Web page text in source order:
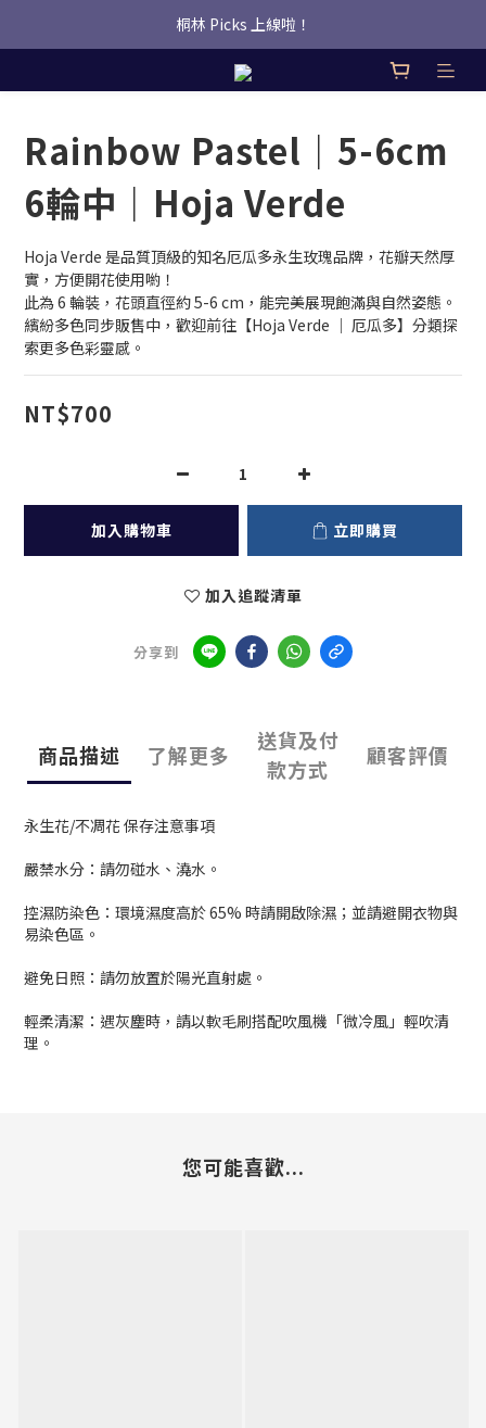
桐林 Picks 上線啦！
桐林 Picks 上線啦！
✿桐林Fleur✿  Uber Eats即點即送🛵
Rainbow Pastel｜5-6cm
6輪中｜Hoja Verde
Hoja Verde 是品質頂級的知名厄瓜多永生玫瑰品牌，花瓣天然厚
實，方便開花使用喲！
此為 6 輪裝，花頭直徑約 5-6 cm，能完美展現飽滿與自然姿態。
繽紛多色同步販售中，歡迎前往【Hoja Verde ｜ 厄瓜多】分類探
索更多色彩靈感。
NT$700
加入購物車 立即購買
加入追蹤清單
分享到
商品描述 了解更多
送貨及付
款方式
顧客評價
永生花/不凋花 保存注意事項
嚴禁水分：請勿碰水、澆水。
控濕防染色：環境濕度高於 65% 時請開啟除濕；並請避開衣物與
易染色區。
避免日照：請勿放置於陽光直射處。
輕柔清潔：遇灰塵時，請以軟毛刷搭配吹風機「微冷風」輕吹清
理。
您可能喜歡...